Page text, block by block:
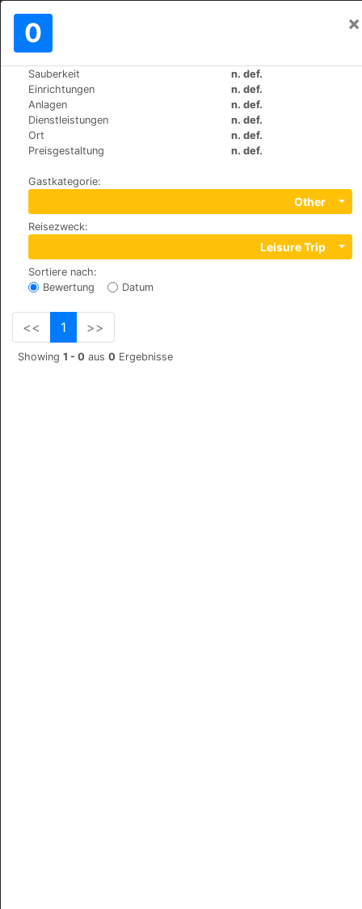
0 ×
Sauberkeit
n. def.
Einrichtungen
n. def.
Anlagen
n. def.
Dienstleistungen
n. def.
Ort
n. def.
Preisgestaltung
n. def.
Gastkategorie:
Other
Reisezweck:
Leisure Trip
Sortiere nach:
Bewertung
Datum
<< 1 >>
Showing 1 - 0 aus 0 Ergebnisse
Weltweit>United-Arab-Emirates Ras-Al-Khaimah
Al Hamra Fort Hotel and Beach
Resort
PO BOX 1468, 1468